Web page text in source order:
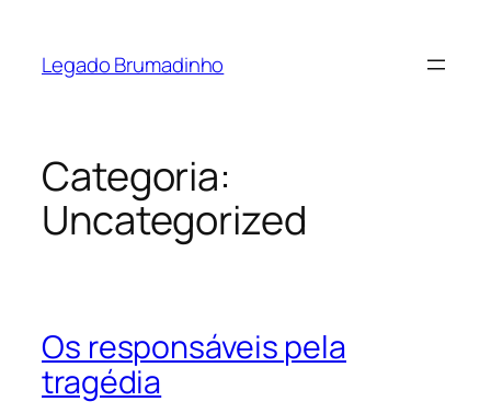
Legado Brumadinho
Categoria:
Uncategorized
Os responsáveis pela
tragédia